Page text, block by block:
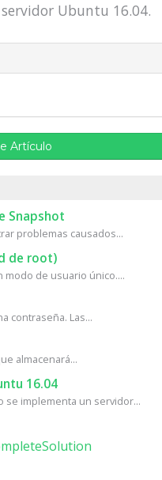
Ubuntu 16.04.
Artículo
Snapshot
problemas causados...
de root)
de usuario único....
contraseña. Las...
almacenará...
16.04
se implementa un servidor...